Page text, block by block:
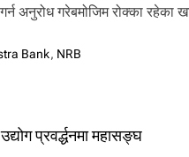
अनुरोध गरेबमोजिम रोक्का रहेका
Bank, NRB
प्रवर्द्धनमा महासङ्घ